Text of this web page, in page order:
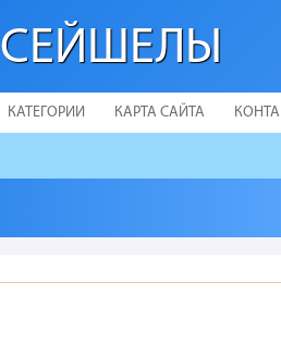
СЕЙШЕЛЫ
КАТЕГОРИИ КАРТА САЙТА